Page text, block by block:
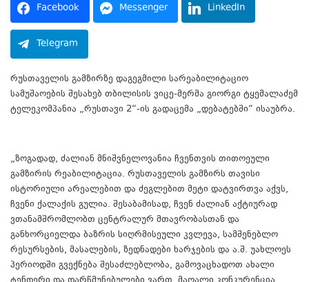
Facebook Messenger LinkedIn
Telegram
რუსთაველის გამზირზე დაგეგმილი სარეაბილიტაციო
სამუშაოების შესახებ თბილისის ვიცე-მერმა გიორგი ტყემალაძემ
ტელეკომპანია „რუსთავი 2“-ის გადაცემა „დებატებში“ ისაუბრა.
„ზოგადად, ძალიან მნიშვნელოვანია ჩვენთვის თითოეული
გამზირის რეაბილიტაცია. რუსთაველის გამზირს თავისი
ისტორიული არეალებით და ძეგლებით მეტი დატვირთვა აქვს,
ჩვენი ქალაქის გულია. შესაბამისად, ჩვენ ძალიან აქტიურად
ვთანამშრომლობთ ცენტრალურ მთავრობასთან და
განხორციელდა ბაზრის სიღრმისეული კვლევა, სამშენებლო
რესურსების, მასალების, ზედნადები ხარჯების და ა.შ. უახლოეს
პერიოდში გვექნება შესაძლებლობა, გამოვაცხადოთ ახალი